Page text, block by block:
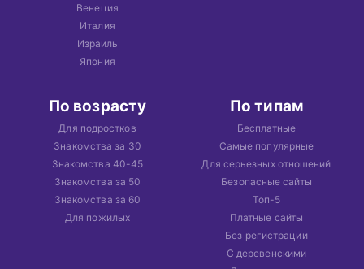
Венеция
Италия
Израиль
Япония
По возрасту
Для подростков
Знакомства за 30
Знакомства 40-45
Знакомства за 50
Знакомства за 60
Для пожилых
По типам
Бесплатные
Самые популярные
Для серьезных отношений
Безопасные сайты
Топ-5
Платные сайты
Без регистрации
С деревенскими